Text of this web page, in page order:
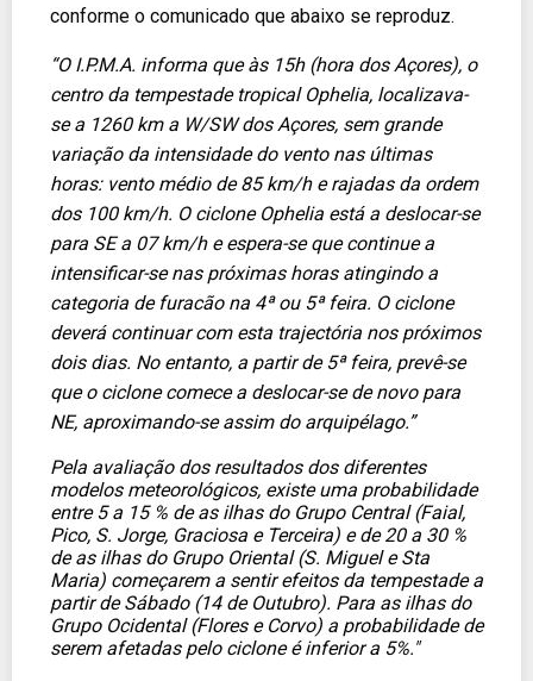
conforme o comunicado que abaixo se reproduz.
“O I.P.M.A. informa que às 15h (hora dos Açores), o
centro da tempestade tropical Ophelia, localizava-
se a 1260 km a W/SW dos Açores, sem grande
variação da intensidade do vento nas últimas
horas: vento médio de 85 km/h e rajadas da ordem
dos 100 km/h. O ciclone Ophelia está a deslocar-se
para SE a 07 km/h e espera-se que continue a
intensificar-se nas próximas horas atingindo a
categoria de furacão na 4ª ou 5ª feira. O ciclone
deverá continuar com esta trajectória nos próximos
dois dias. No entanto, a partir de 5ª feira, prevê-se
que o ciclone comece a deslocar-se de novo para
NE, aproximando-se assim do arquipélago.”
Pela avaliação dos resultados dos diferentes
modelos meteorológicos, existe uma probabilidade
entre 5 a 15 % de as ilhas do Grupo Central (Faial,
Pico, S. Jorge, Graciosa e Terceira) e de 20 a 30 %
de as ilhas do Grupo Oriental (S. Miguel e Sta
Maria) começarem a sentir efeitos da tempestade a
partir de Sábado (14 de Outubro). Para as ilhas do
Grupo Ocidental (Flores e Corvo) a probabilidade de
serem afetadas pelo ciclone é inferior a 5%."